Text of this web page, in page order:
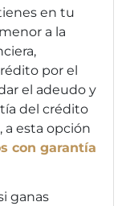
en tu
a la
por el
el adeudo y
del crédito
esta opción
con garantía
ganas